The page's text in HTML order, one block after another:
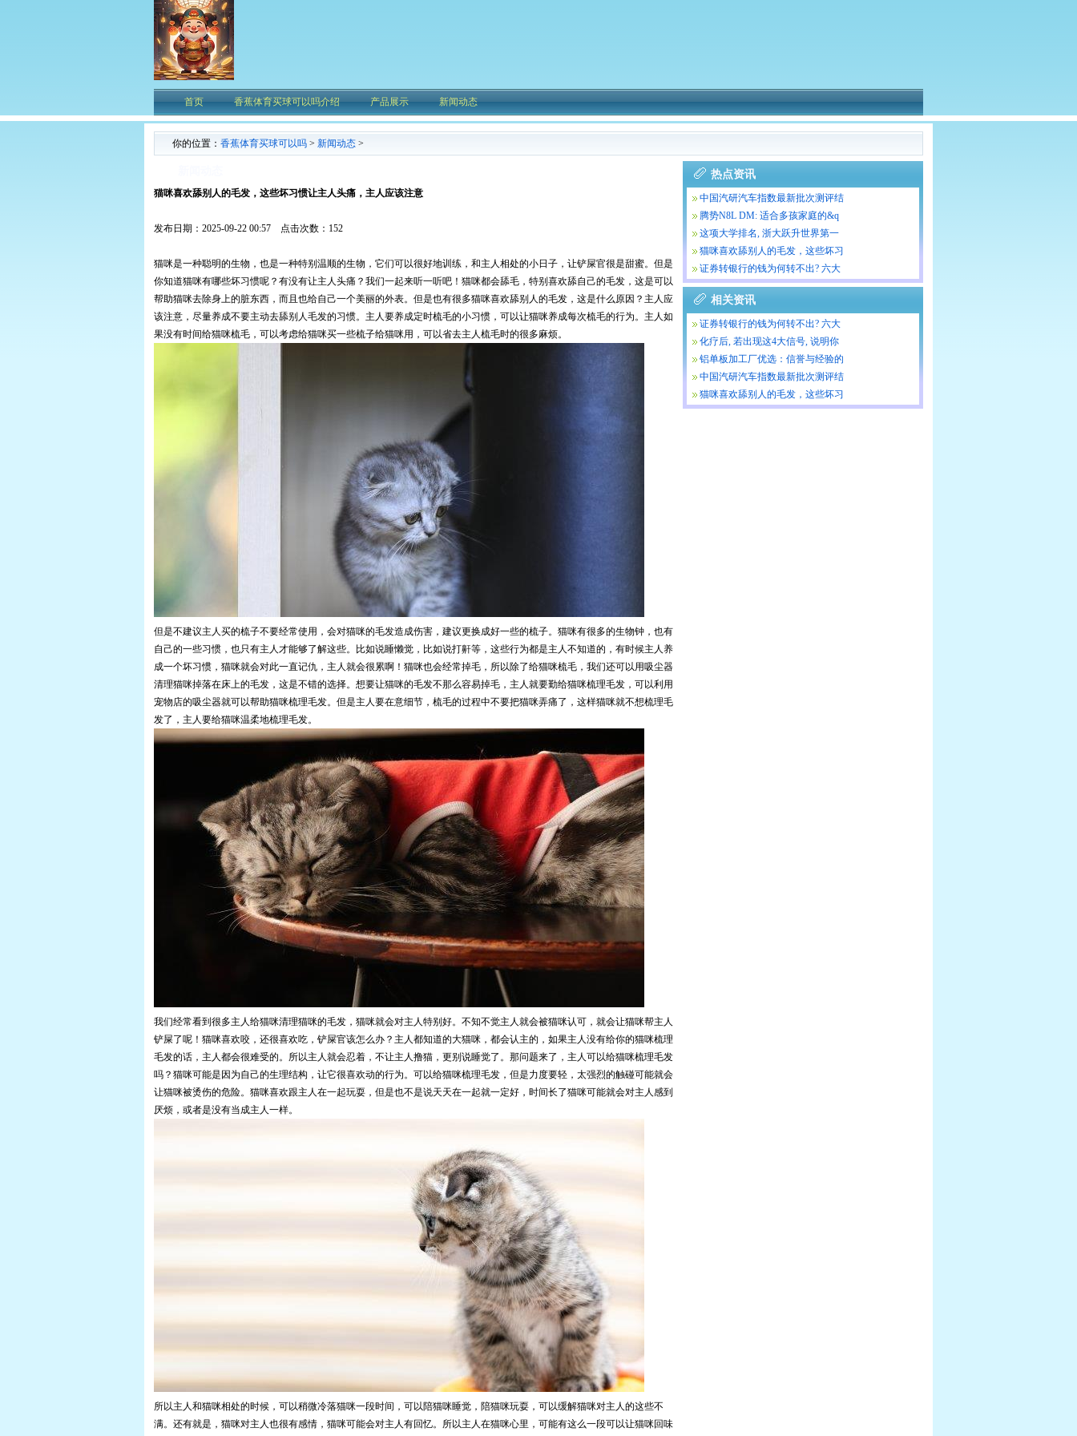
首页 香蕉体育买球可以吗介绍 产品展示 新闻动态
你的位置： 香蕉体育买球可以吗 > 新闻动态 >
猫咪喜欢舔别人的毛发，这些坏习惯让主人头痛，主人应该注意
发布日期：2025-09-22 00:57 点击次数：152
猫咪是一种聪明的生物，也是一种特别温顺的生物，它们可以很好地训练，和主人相处的小日子，让铲屎官很是甜蜜。但是
你知道猫咪有哪些坏习惯呢？有没有让主人头痛？我们一起来听一听吧！猫咪都会舔毛，特别喜欢舔自己的毛发，这是可以
帮助猫咪去除身上的脏东西，而且也给自己一个美丽的外表。但是也有很多猫咪喜欢舔别人的毛发，这是什么原因？主人应
该注意，尽量养成不要主动去舔别人毛发的习惯。主人要养成定时梳毛的小习惯，可以让猫咪养成每次梳毛的行为。主人如
果没有时间给猫咪梳毛，可以考虑给猫咪买一些梳子给猫咪用，可以省去主人梳毛时的很多麻烦。
但是不建议主人买的梳子不要经常使用，会对猫咪的毛发造成伤害，建议更换成好一些的梳子。猫咪有很多的生物钟，也有
自己的一些习惯，也只有主人才能够了解这些。比如说睡懒觉，比如说打鼾等，这些行为都是主人不知道的，有时候主人养
成一个坏习惯，猫咪就会对此一直记仇，主人就会很累啊！猫咪也会经常掉毛，所以除了给猫咪梳毛，我们还可以用吸尘器
清理猫咪掉落在床上的毛发，这是不错的选择。想要让猫咪的毛发不那么容易掉毛，主人就要勤给猫咪梳理毛发，可以利用
宠物店的吸尘器就可以帮助猫咪梳理毛发。但是主人要在意细节，梳毛的过程中不要把猫咪弄痛了，这样猫咪就不想梳理毛
发了，主人要给猫咪温柔地梳理毛发。
我们经常看到很多主人给猫咪清理猫咪的毛发，猫咪就会对主人特别好。不知不觉主人就会被猫咪认可，就会让猫咪帮主人
铲屎了呢！猫咪喜欢咬，还很喜欢吃，铲屎官该怎么办？主人都知道的大猫咪，都会认主的，如果主人没有给你的猫咪梳理
毛发的话，主人都会很难受的。所以主人就会忍着，不让主人撸猫，更别说睡觉了。那问题来了，主人可以给猫咪梳理毛发
吗？猫咪可能是因为自己的生理结构，让它很喜欢动的行为。可以给猫咪梳理毛发，但是力度要轻，太强烈的触碰可能就会
让猫咪被烫伤的危险。猫咪喜欢跟主人在一起玩耍，但是也不是说天天在一起就一定好，时间长了猫咪可能就会对主人感到
厌烦，或者是没有当成主人一样。
所以主人和猫咪相处的时候，可以稍微冷落猫咪一段时间，可以陪猫咪睡觉，陪猫咪玩耍，可以缓解猫咪对主人的这些不
满。还有就是，猫咪对主人也很有感情，猫咪可能会对主人有回忆。所以主人在猫咪心里，可能有这么一段可以让猫咪回味
热点资讯
中国汽研汽车指数最新批次测评结
腾势N8L DM: 适合多孩家庭的&q
这项大学排名, 浙大跃升世界第一
猫咪喜欢舔别人的毛发，这些坏习
证券转银行的钱为何转不出? 六大
相关资讯
证券转银行的钱为何转不出? 六大
化疗后, 若出现这4大信号, 说明你
铝单板加工厂优选：信誉与经验的
中国汽研汽车指数最新批次测评结
猫咪喜欢舔别人的毛发，这些坏习